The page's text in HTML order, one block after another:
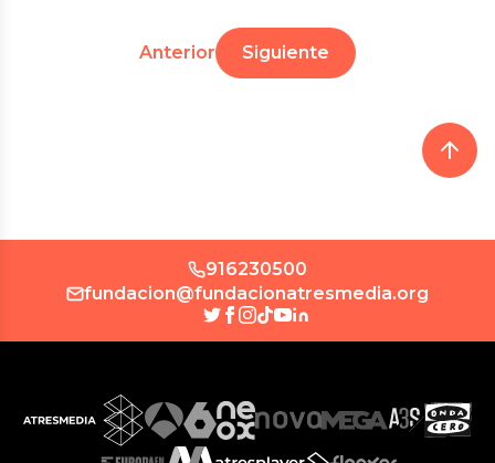
Anterior Siguiente
916230500
fundacion@fundacionatresmedia.org